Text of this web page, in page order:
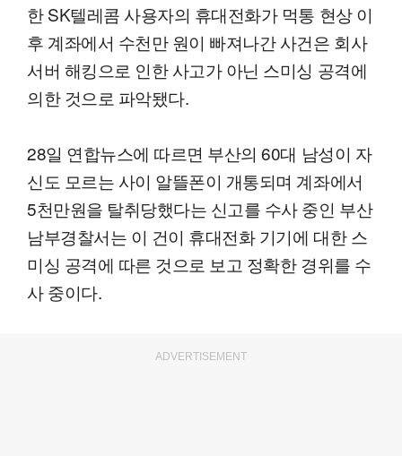
한 SK텔레콤 사용자의 휴대전화가 먹통 현상 이
후 계좌에서 수천만 원이 빠져나간 사건은 회사
서버 해킹으로 인한 사고가 아닌 스미싱 공격에
의한 것으로 파악됐다.
28일 연합뉴스에 따르면 부산의 60대 남성이 자
신도 모르는 사이 알뜰폰이 개통되며 계좌에서
5천만원을 탈취당했다는 신고를 수사 중인 부산
남부경찰서는 이 건이 휴대전화 기기에 대한 스
미싱 공격에 따른 것으로 보고 정확한 경위를 수
사 중이다.
ADVERTISEMENT